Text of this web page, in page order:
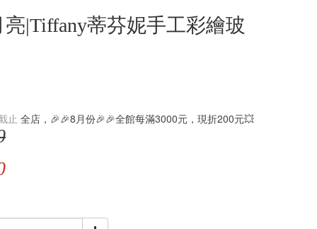
|Tiffany蒂芬妮手工彩繪玻
止 全店，🎉🎉8月份🎉🎉全館每滿3000元，現折200元💥